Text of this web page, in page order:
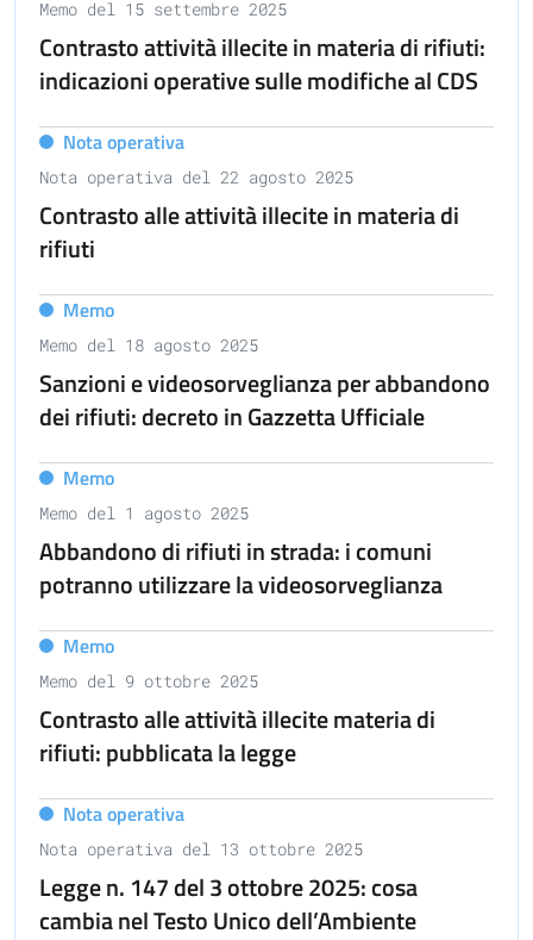
Memo del 15 settembre 2025
Contrasto attività illecite in materia di rifiuti:
indicazioni operative sulle modifiche al CDS
Nota operativa
Nota operativa del 22 agosto 2025
Contrasto alle attività illecite in materia di
rifiuti
Memo
Memo del 18 agosto 2025
Sanzioni e videosorveglianza per abbandono
dei rifiuti: decreto in Gazzetta Ufficiale
Memo
Memo del 1 agosto 2025
Abbandono di rifiuti in strada: i comuni
potranno utilizzare la videosorveglianza
Memo
Memo del 9 ottobre 2025
Contrasto alle attività illecite materia di
rifiuti: pubblicata la legge
Nota operativa
Nota operativa del 13 ottobre 2025
Legge n. 147 del 3 ottobre 2025: cosa
cambia nel Testo Unico dell’Ambiente